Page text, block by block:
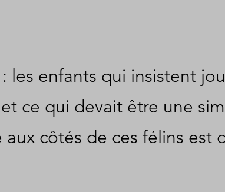
les enfants qui insistent
ce qui devait être une
côtés de ces félins est